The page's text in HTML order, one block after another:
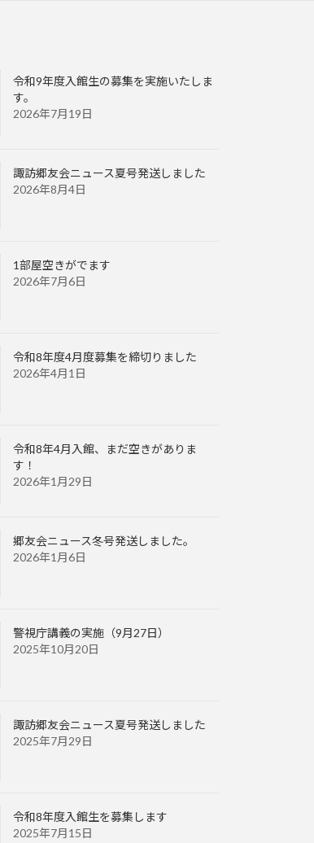
令和9年度入館生の募集を実施いたしま
す。
2026年7月19日
諏訪郷友会ニュース夏号発送しました
2026年8月4日
1部屋空きがでます
2026年7月6日
令和8年度4月度募集を締切りました
2026年4月1日
令和8年4月入館、まだ空きがありま
す！
2026年1月29日
郷友会ニュース冬号発送しました。
2026年1月6日
警視庁講義の実施（9月27日）
2025年10月20日
諏訪郷友会ニュース夏号発送しました
2025年7月29日
令和8年度入館生を募集します
2025年7月15日